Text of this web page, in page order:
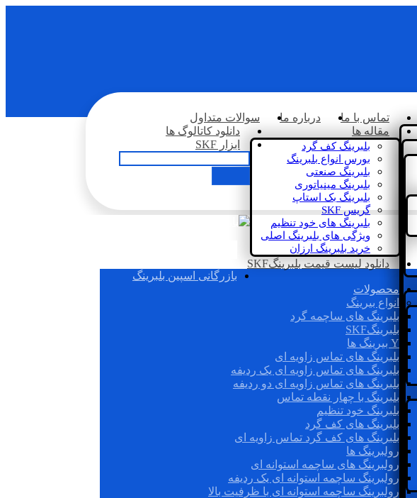
تماس با ما درباره ما
سوالات متداول
مقاله ها
بلبرینگ کف گرد
بورس انواع بلبرینگ
بلبرینگ صنعتی
بلبرینگ مینیاتوری
بلبرینگ بک استاپ
گریس SKF
بلبرینگ های خود تنظیم
ویژگی های بلبرینگ اصلی
خرید بلبرینگ ارزان
دانلود کاتالوگ ها
ابزار SKF
دانلود لیست قیمت بلبرینگSKF
بازرگانی اسپین بلبرینگ
محصولات
انواع بیرینگ
بلبرینگ های ساچمه گرد
بلبرینگSKF
Y بیرینگ ها
بلبرینگ های تماس زاویه ای
بلبرینگ های تماس زاویه ای یک ردیفه
بلبرینگ های تماس زاویه ای دو ردیفه
بلبرینگ با چهار نقطه تماس
بلبرینگ خود تنظیم
بلبرینگ های کف گرد
بلبرینگ های کف گرد تماس زاویه ای
رولبرینگ ها
رولبرینگ های ساچمه استوانه ای
رولبرینگ ساچمه استوانه ای یک ردیفه
رولبرینگ ساچمه استوانه ای با ظرفیت بالا